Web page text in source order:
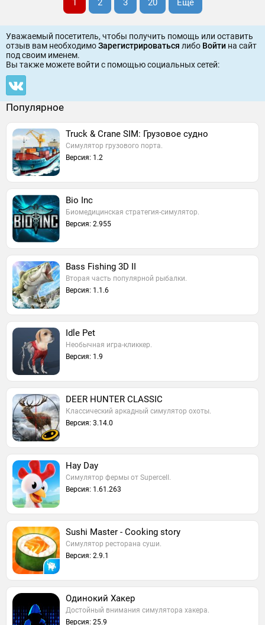
1 2 3 20 Еще
Уважаемый посетитель, чтобы получить помощь или оставить
отзыв вам необходимоЗарегистрироваться либо Войти на сайт
под своим именем.
Вы также можете войти c помощью социальных сетей:
Популярное
Truck & Crane SIM: Грузовое судно
Симулятор грузового порта.
Версия: 1.2
Bio Inc
Биомедицинская стратегия-симулятор.
Версия: 2.955
Bass Fishing 3D II
Вторая часть популярной рыбалки.
Версия: 1.1.6
Idle Pet
Необычная игра-кликкер.
Версия: 1.9
DEER HUNTER CLASSIC
Классический аркадный симулятор охоты.
Версия: 3.14.0
Hay Day
Симулятор фермы от Supercell.
Версия: 1.61.263
Sushi Master - Cooking story
Симулятор ресторана суши.
Версия: 2.9.1
Одинокий Xакер
Достойный внимания симулятора хакера.
Версия: 25.9